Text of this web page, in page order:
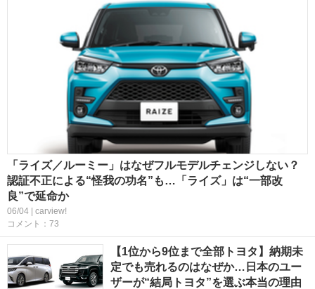
「ライズ／ルーミー」はなぜフルモデルチェンジしない？
認証不正による“怪我の功名”も…「ライズ」は“一部改
良”で延命か
06/04 | carview!
コメント：73
【1位から9位まで全部トヨタ】納期未
定でも売れるのはなぜか…日本のユー
ザーが“結局トヨタ”を選ぶ本当の理由